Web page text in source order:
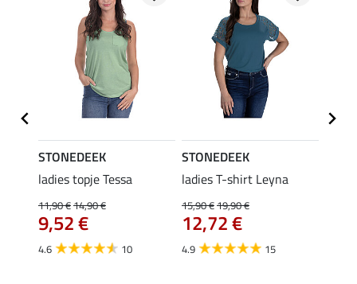
STONEDEEK
ladies topje Tessa
11,90 €14,90 €
9,52 €
4.6 10
STONEDEEK
ladies T-shirt Leyna
15,90 €19,90 €
12,72 €
4.9 15